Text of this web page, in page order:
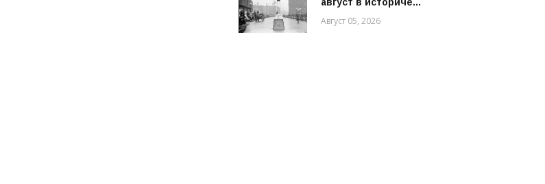
август в историче...
Август 05, 2026